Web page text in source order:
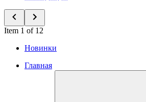
Item 1 of 12
Новинки
Главная